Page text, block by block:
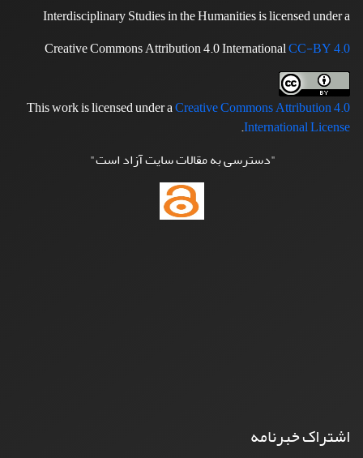
Interdisciplinary Studies in the Humanities is licensed under a
Creative Commons Attribution 4.0 InternationalCC-BY 4.0
This work is licensed under aCreative Commons Attribution 4.0
International License
.
"دسترسی به مقالات سایت آزاد است"
اشتراک خبرنامه